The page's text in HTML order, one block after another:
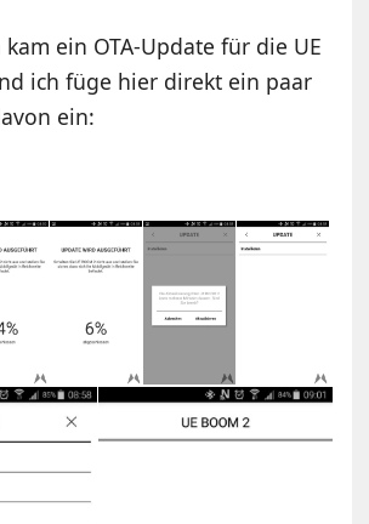
kam ein OTA-Update für die UE
ich füge hier direkt ein paar
ein: